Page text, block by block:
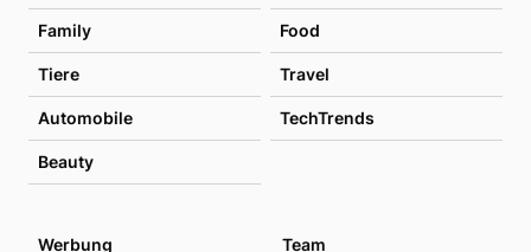
Family Food
Tiere Travel
Automobile TechTrends
Beauty
Werbung Team